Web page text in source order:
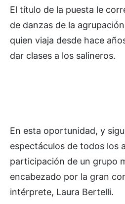
El título de la puesta le
de danzas de la
quien viaja desde hace
dar clases a los salineros.
En esta oportunidad, y
espectáculos de todos los
participación de un grupo
encabezado por la gran
intérprete, Laura Bertelli.